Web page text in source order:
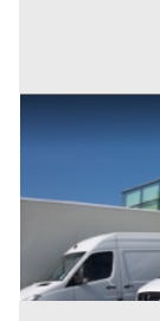
Automezzi
Tombolo
Codice asta:
Asta chiusa